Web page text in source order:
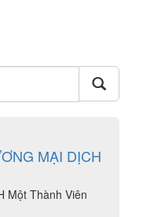
MẠI DỊCH
Một Thành Viên